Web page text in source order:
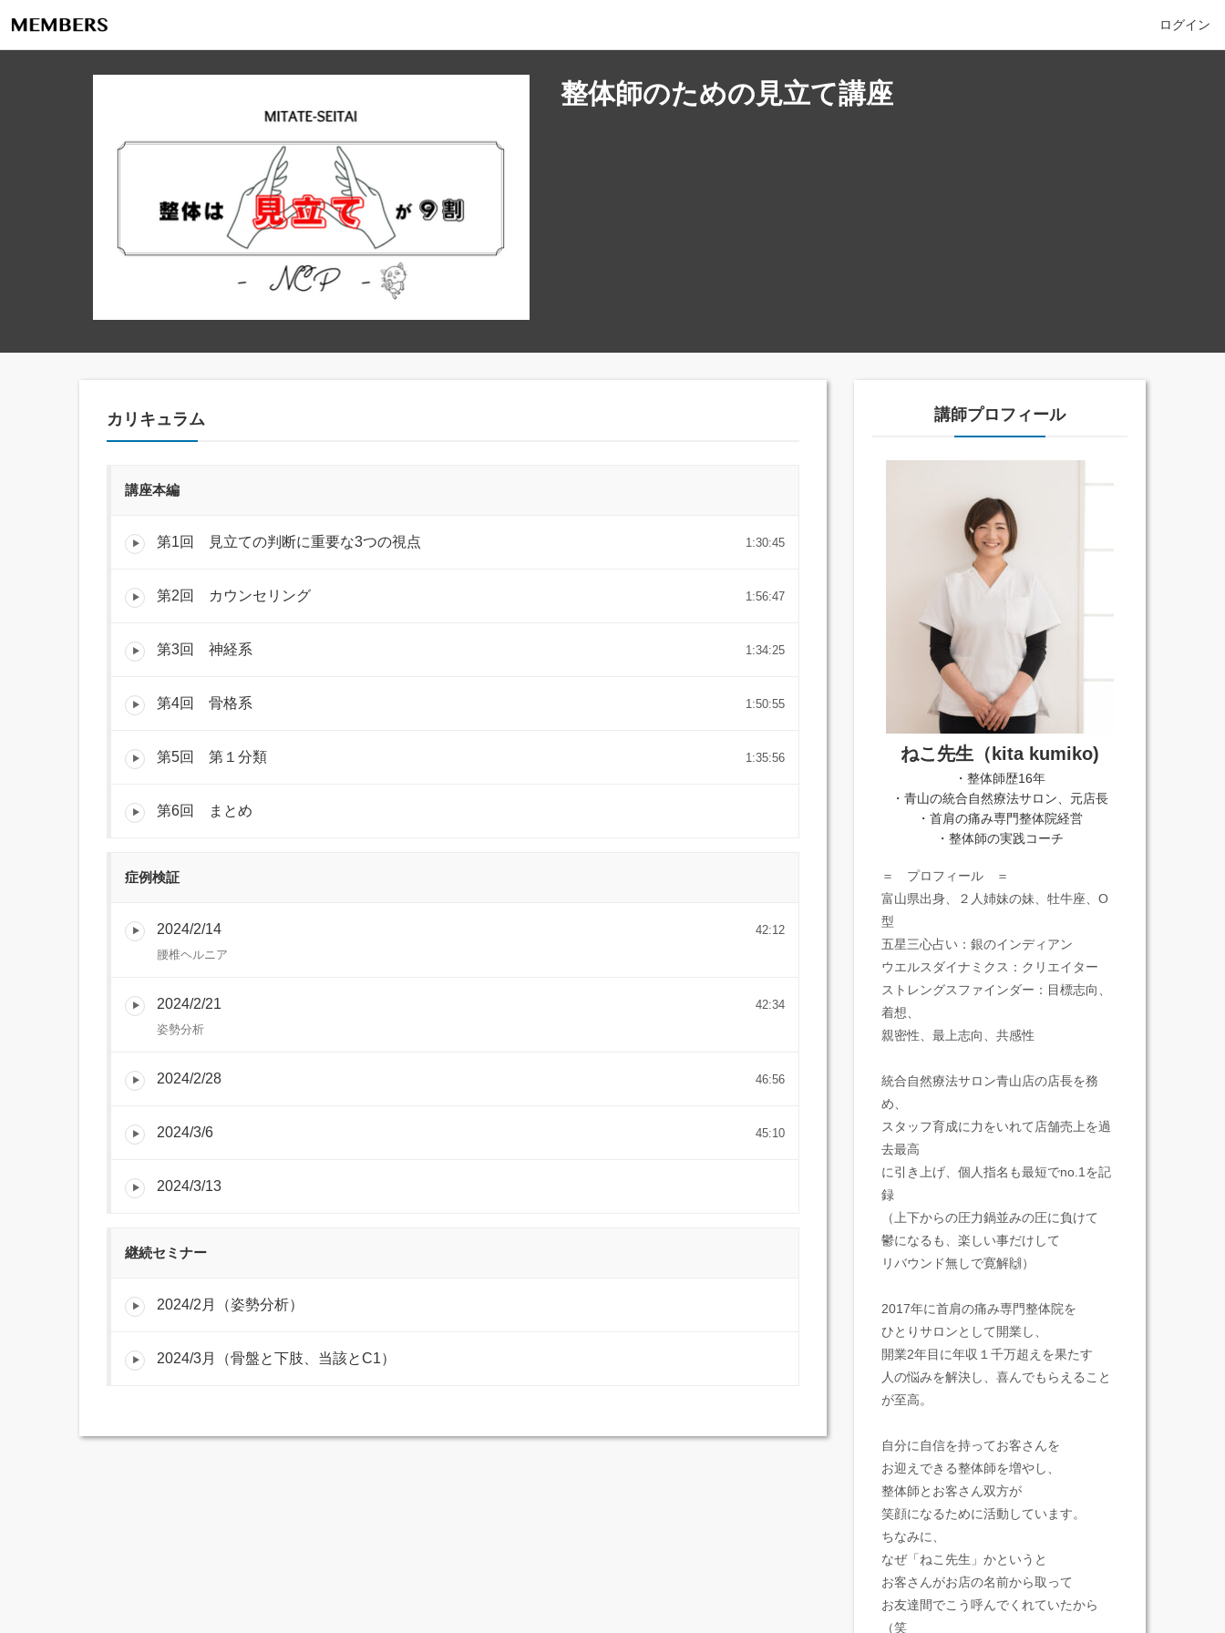
ログイン
整体師のための見立て講座
カリキュラム
講座本編
第1回 見立ての判断に重要な3つの視点 1:30:45
第2回 カウンセリング 1:56:47
第3回 神経系 1:34:25
第4回 骨格系 1:50:55
第5回 第１分類 1:35:56
第6回 まとめ
症例検証
2024/2/14
腰椎ヘルニア
42:12
2024/2/21
姿勢分析
42:34
2024/2/28 46:56
2024/3/6 45:10
2024/3/13
継続セミナー
2024/2月（姿勢分析）
2024/3月（骨盤と下肢、当該とC1）
講師プロフィール
ねこ先生（kita kumiko)
・整体師歴16年
・青山の統合自然療法サロン、元店長
・首肩の痛み専門整体院経営
・整体師の実践コーチ
＝ プロフィール ＝
富山県出身、２人姉妹の妹、牡牛座、O
型
五星三心占い：銀のインディアン
ウエルスダイナミクス：クリエイター
ストレングスファインダー：目標志向、
着想、
親密性、最上志向、共感性
統合自然療法サロン青山店の店長を務
め、
スタッフ育成に力をいれて店舗売上を過
去最高
に引き上げ、個人指名も最短でno.1を記
録
（上下からの圧力鍋並みの圧に負けて
鬱になるも、楽しい事だけして
リバウンド無しで寛解🙌）
2017年に首肩の痛み専門整体院を
ひとりサロンとして開業し、
開業2年目に年収１千万超えを果たす
人の悩みを解決し、喜んでもらえること
が至高。
自分に自信を持ってお客さんを
お迎えできる整体師を増やし、
整体師とお客さん双方が
笑顔になるために活動しています。
ちなみに、
なぜ「ねこ先生」かというと
お客さんがお店の名前から取って
お友達間でこう呼んでくれていたから
（笑